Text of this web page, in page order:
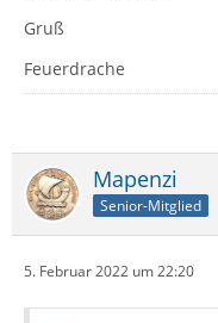
Gruß
Feuerdrache
Mapenzi
Senior-Mitglied
5. Februar 2022 um 22:20